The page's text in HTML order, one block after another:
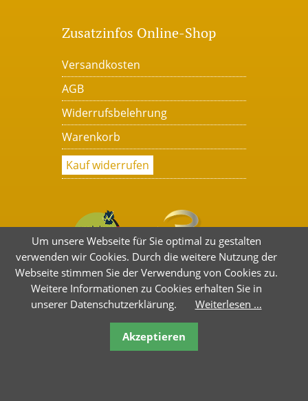
Zusatzinfos Online-Shop
Versandkosten
AGB
Widerrufsbelehrung
Warenkorb
Kauf widerrufen
Um unsere Webseite für Sie optimal zu gestalten
verwenden wir Cookies. Durch die weitere Nutzung der
Webseite stimmen Sie der Verwendung von Cookies zu.
Weitere Informationen zu Cookies erhalten Sie in
unserer Datenschutzerklärung.
Weiterlesen …
Akzeptieren